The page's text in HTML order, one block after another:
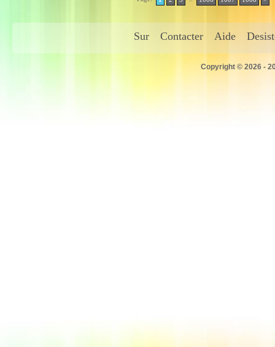
Sur Contacter Aide
Copyright © 2026 -